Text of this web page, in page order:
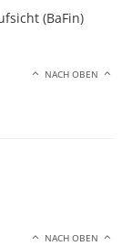
(BaFin)
NACH OBEN
NACH OBEN